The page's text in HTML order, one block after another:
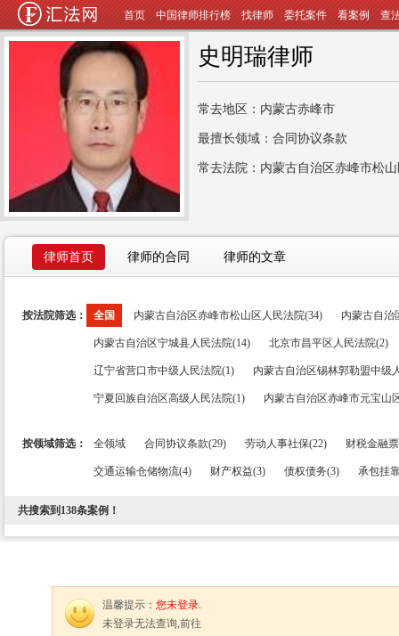
首页 中国律师排行榜 找律师 委托案件 看案例 查
史明瑞律师
常去地区：内蒙古赤峰市
最擅长领域：合同协议条款
常去法院：内蒙古自治区赤峰市松
律师首页 律师的合同 律师的文章
按法院筛选： 全国 内蒙古自治区赤峰市松山区人民法院(34) 内蒙古自治
内蒙古自治区宁城县人民法院(14) 北京市昌平区人民法院(2)
辽宁省营口市中级人民法院(1) 内蒙古自治区锡林郭勒盟中级
宁夏回族自治区高级人民法院(1) 内蒙古自治区赤峰市元宝山
按领域筛选： 全领域 合同协议条款(29) 劳动人事社保(22) 财税金融
交通运输仓储物流(4) 财产权益(3) 债权债务(3) 承包挂
共搜索到 138条案例！
温馨提示： 您未登录.
未登录无法查询,前往